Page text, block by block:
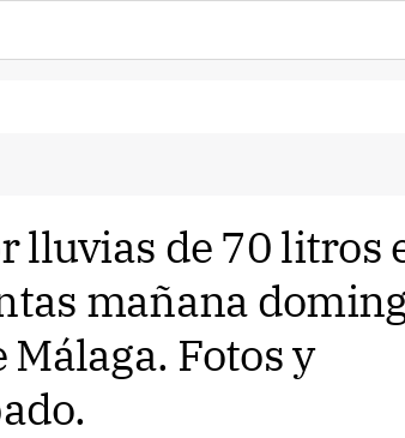
lluvias de 70 litros
mañana
Fotos y